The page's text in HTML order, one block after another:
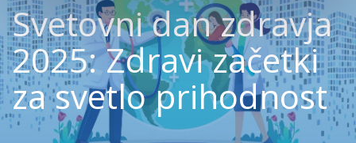
Svetovni dan zdravja
2025: Zdravi začetki
za svetlo prihodnost